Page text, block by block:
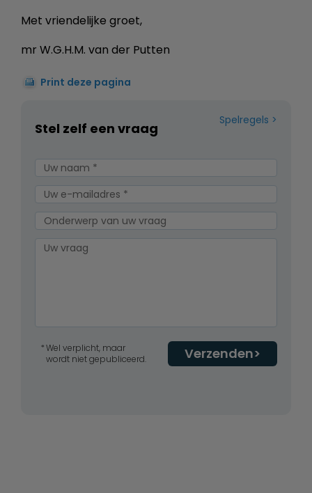
Met vriendelijke groet,
mr W.G.H.M. van der Putten
Print deze pagina
Spelregels
Stel zelf een vraag
Verzenden
Wel verplicht, maar
wordt niet gepubliceerd.